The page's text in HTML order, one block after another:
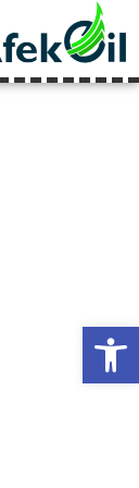
פתח סרגל נגישות